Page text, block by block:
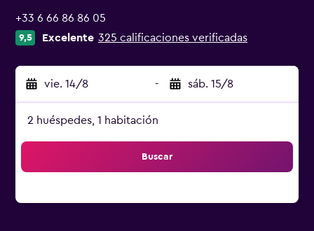
+33 6 66 86 86 05
9,5 Excelente 325 calificaciones verificadas
vie. 14/8 - sáb. 15/8
2 huéspedes, 1 habitación
Buscar